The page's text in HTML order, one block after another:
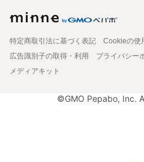
特定商取引法に基づく表記
Cookieの使
広告識別子の取得・利用
プライバシー
メディアキット
©GMO Pepabo, Inc.